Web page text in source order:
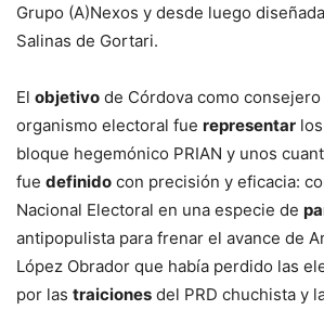
Grupo (A)Nexos y desde luego
Salinas de Gortari.
El objetivo de Córdova como
organismo electoral fue representar
bloque hegemónico PRIAN y unos
fue definido con precisión y eficacia:
Nacional Electoral en una especie de
antipopulista para frenar el avance de
López Obrador que había perdido las
por las traiciones del PRD chuchista y